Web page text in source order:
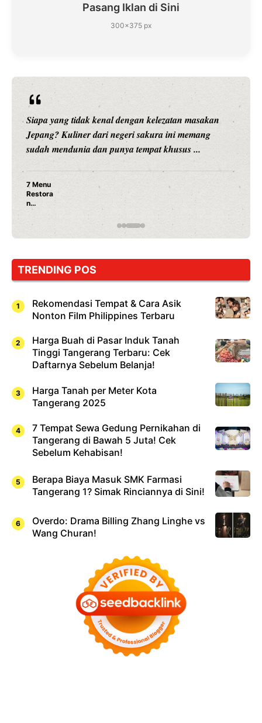
Pasang Iklan di Sini
300×375 px
Siapa yang tidak kenal dengan kelezatan masakan
Jepang? Kuliner dari negeri sakura ini memang
sudah mendunia dan punya tempat khusus ...
7 Menu
Restora
n
Jepang
Dicoba,
Cuma
Sushi!
TRENDING POS
Rekomendasi Tempat & Cara Asik
Nonton Film Philippines Terbaru
Harga Buah di Pasar Induk Tanah
Tinggi Tangerang Terbaru: Cek
Daftarnya Sebelum Belanja!
Harga Tanah per Meter Kota
Tangerang 2025
7 Tempat Sewa Gedung Pernikahan di
Tangerang di Bawah 5 Juta! Cek
Sebelum Kehabisan!
Berapa Biaya Masuk SMK Farmasi
Tangerang 1? Simak Rinciannya di Sini!
Overdo: Drama Billing Zhang Linghe vs
Wang Churan!